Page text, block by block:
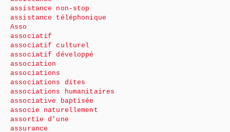
assistance non-stop
assistance téléphonique
Asso
associatif
associatif culturel
associatif développé
association
associations
associations dites
associations humanitaires
associative baptisée
associe naturellement
assortie d’une
assurance